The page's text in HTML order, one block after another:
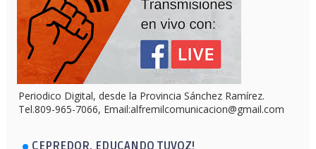
Periodico Digital, desde la Provincia Sánchez Ramírez.
Tel.809-965-7066, Email:alfremilcomunicacion@gmail.com